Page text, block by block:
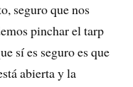
seguro que nos
pinchar el tarp
sí es seguro es que
abierta y la